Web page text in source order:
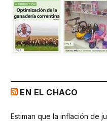
EN EL CHACO
Estiman que la inflación de